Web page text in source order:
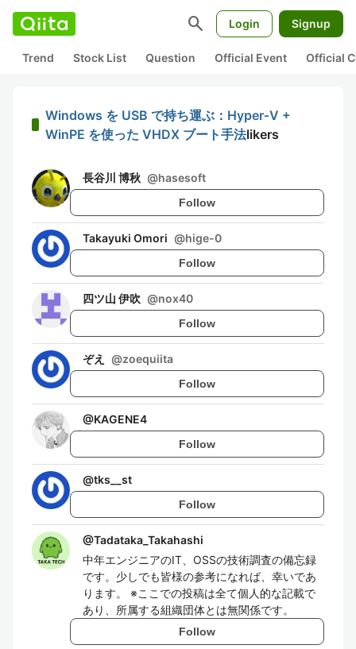
search Login Signup
Trend Stock List Question Official Event Official
Windows を USB で持ち運ぶ：Hyper‑V +
WinPE を使った VHDX ブート手法likers
長谷川 博秋 @hasesoft
Follow
Takayuki Omori @hige-0
Follow
四ツ山 伊吹 @nox40
Follow
ぞえ @zoequiita
Follow
@KAGENE4
Follow
@tks__st
Follow
@Tadataka_Takahashi
中年エンジニアのIT、OSSの技術調査の備忘録
です。少しでも皆様の参考になれば、幸いであ
ります。 ※ここでの投稿は全て個人的な記載で
あり、所属する組織団体とは無関係です。
Follow